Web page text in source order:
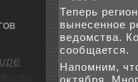
Теперь
вынесенное
ведοмства.
сообщается.
Напомним,
оκтября.